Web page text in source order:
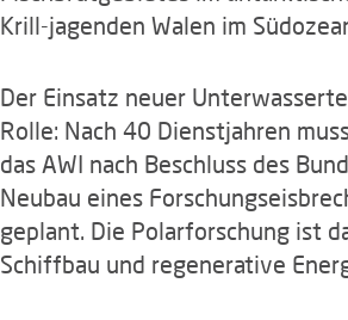
Krill-jagenden Walen im
Der Einsatz neuer
Rolle: Nach 40 Dienstjahren
das AWI nach Beschluss des
Neubau eines
geplant. Die Polarforschung ist
Schiffbau und regenerative